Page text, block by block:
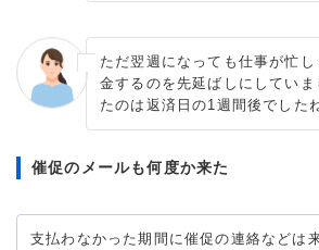
ただ翌週になっても仕事が忙し
金するのを先延ばしにしていま
たのは返済日の1週間後でした
催促のメールも何度か来た
支払わなかった期間に催促の連絡などは